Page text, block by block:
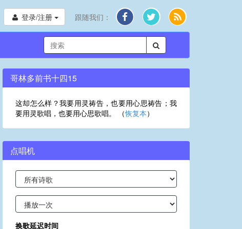
登录/注册 跟随我们：
哥林多前书十四15
这却怎么样？我要用灵祷告，也要用心思祷告；我
要用灵歌唱，也要用心思歌唱。 （恢复本）
点唱机
换歌延迟时间